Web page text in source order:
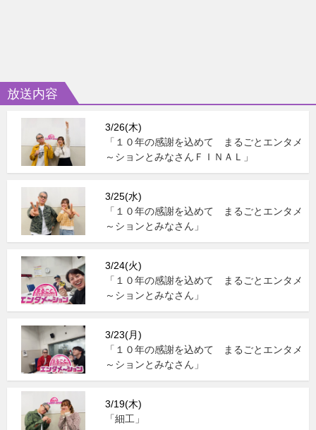
放送内容
3/26(木)
「１０年の感謝を込めて まるごとエンタメ
～ションとみなさんＦＩＮＡＬ」
3/25(水)
「１０年の感謝を込めて まるごとエンタメ
～ションとみなさん」
3/24(火)
「１０年の感謝を込めて まるごとエンタメ
～ションとみなさん」
3/23(月)
「１０年の感謝を込めて まるごとエンタメ
～ションとみなさん」
3/19(木)
「細工」